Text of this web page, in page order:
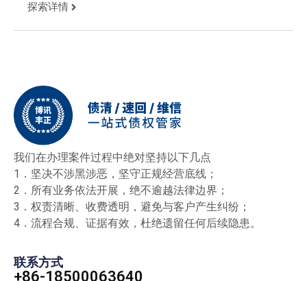
追回财物
探索详情
我们在办理案件过程中绝对坚持以下几点
1．坚决不涉黑涉恶，坚守正规经营底线；
2．所有业务依法开展，绝不逾越法律边界；
3．权责清晰、收费透明，避免与客户产生纠纷；
4．流程合规、证据有效，杜绝遗留任何后续隐患。
联系方式
+86-18500063640